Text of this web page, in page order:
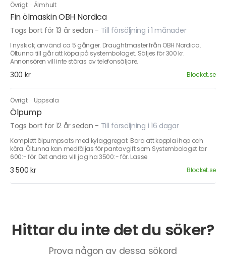
Övrigt · Älmhult
Fin ölmaskin OBH Nordica
Togs bort för 13 år sedan - Till försäljning i 1 månader
I nyskick, använd ca 5 gånger. Draughtmaster från OBH Nordica.
Öltunna till går att köpa på systembolaget. Säljes för 300 kr.
Annonsören vill inte störas av telefonsäljare.
300 kr Blocket.se
Övrigt · Uppsala
Ölpump
Togs bort för 12 år sedan - Till försäljning i 16 dagar
Komplett ölpumpsats med kylaggregat. Bara att koppla ihop och
köra. Öltunna kan medföljas för pantavgift som Systembolaget tar
600:- för. Det andra vill jag ha 3500:- för. Lasse
3 500 kr Blocket.se
Hittar du inte det du söker?
Prova någon av dessa sökord